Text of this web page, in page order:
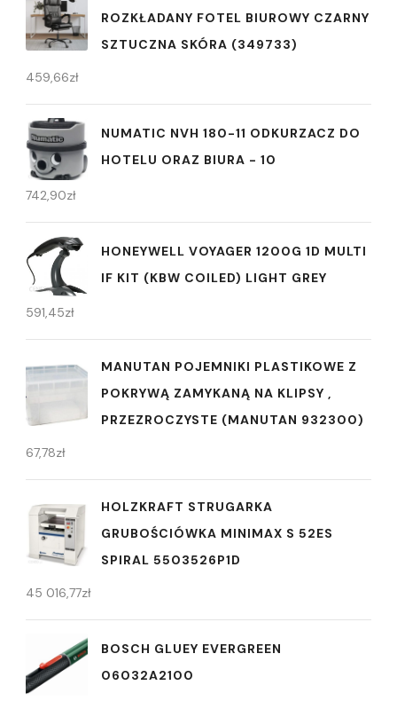
ROZKŁADANY FOTEL BIUROWY CZARNY
SZTUCZNA SKÓRA (349733)
459,66zł
NUMATIC NVH 180-11 ODKURZACZ DO
HOTELU ORAZ BIURA - 10
742,90zł
HONEYWELL VOYAGER 1200G 1D MULTI
IF KIT (KBW COILED) LIGHT GREY
591,45zł
MANUTAN POJEMNIKI PLASTIKOWE Z
POKRYWĄ ZAMYKANĄ NA KLIPSY ,
PRZEZROCZYSTE (MANUTAN 932300)
67,78zł
HOLZKRAFT STRUGARKA
GRUBOŚCIÓWKA MINIMAX S 52ES
SPIRAL 5503526P1D
45 016,77zł
BOSCH GLUEY EVERGREEN
06032A2100